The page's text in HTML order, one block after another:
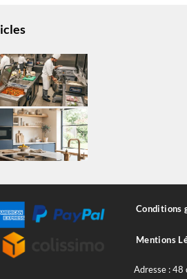
Conditions
Mentions
Adresse : 48